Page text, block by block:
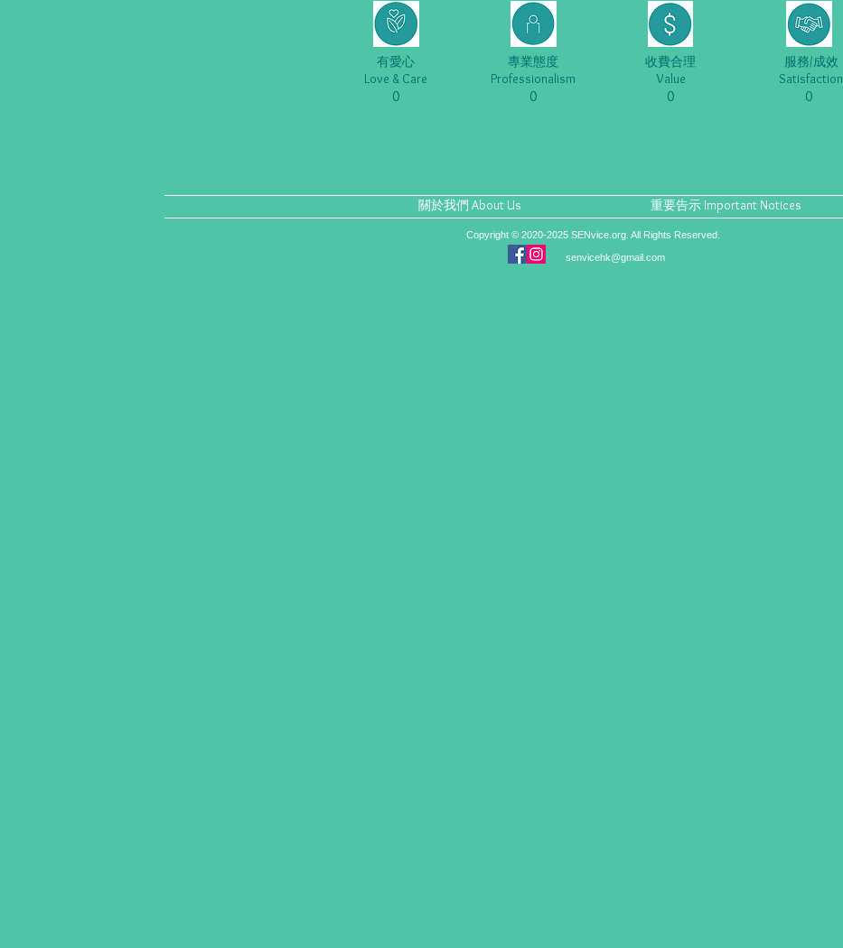
有愛心
Love & Care
0
專業態度
Professionalism
0
收費合理
Value
0
服務/成效
Satisfaction
0
關於我們 About Us 重要告示 Important Notices
Copyright © 2020-2025 SENvice.org. All Rights Reserved.
senvicehk@gmail.com